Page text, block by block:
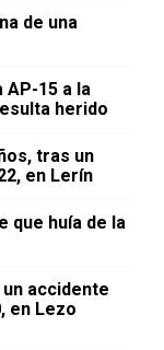
de una
AP-15 a la
herido
tras un
en Lerín
que huía de la
accidente
en Lezo